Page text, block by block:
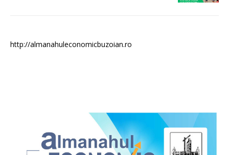
http://almanahuleconomicbuzoian.ro